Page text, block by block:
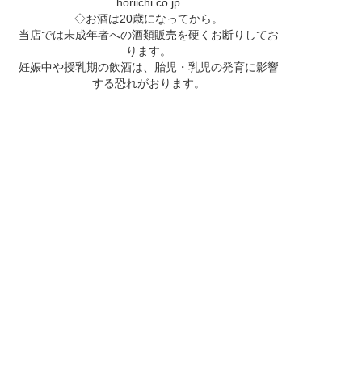
◇お酒は20歳になってから。
当店では未成年者への酒類販売を硬くお断りしてお
ります。
妊娠中や授乳期の飲酒は、胎児・乳児の発育に影響
する恐れがおります。